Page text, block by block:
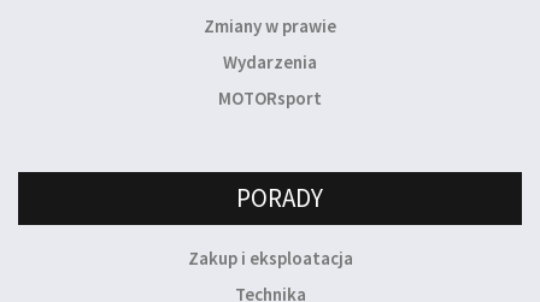
Zmiany w prawie
Wydarzenia
MOTORsport
PORADY
Zakup i eksploatacja
Technika